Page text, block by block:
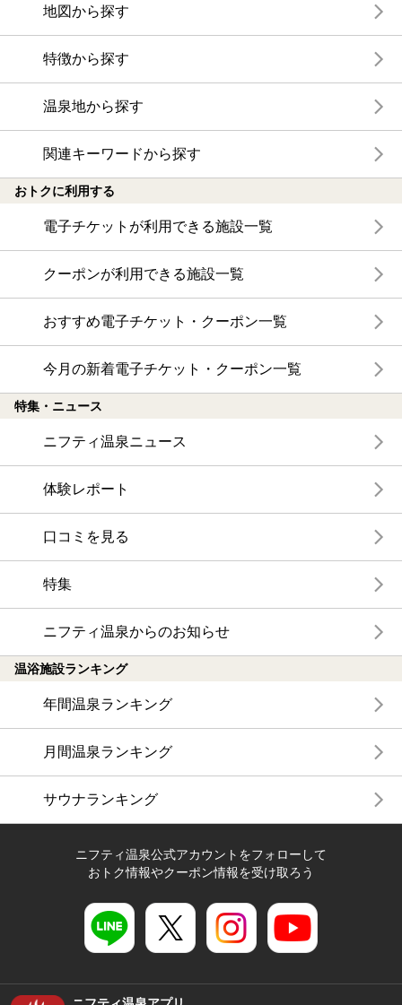
地図から探す
特徴から探す
温泉地から探す
関連キーワードから探す
おトクに利用する
電子チケットが利用できる施設一覧
クーポンが利用できる施設一覧
おすすめ電子チケット・クーポン一覧
今月の新着電子チケット・クーポン一覧
特集・ニュース
ニフティ温泉ニュース
体験レポート
口コミを見る
特集
ニフティ温泉からのお知らせ
温浴施設ランキング
年間温泉ランキング
月間温泉ランキング
サウナランキング
ニフティ温泉公式アカウントをフォローして
おトク情報やクーポン情報を受け取ろう